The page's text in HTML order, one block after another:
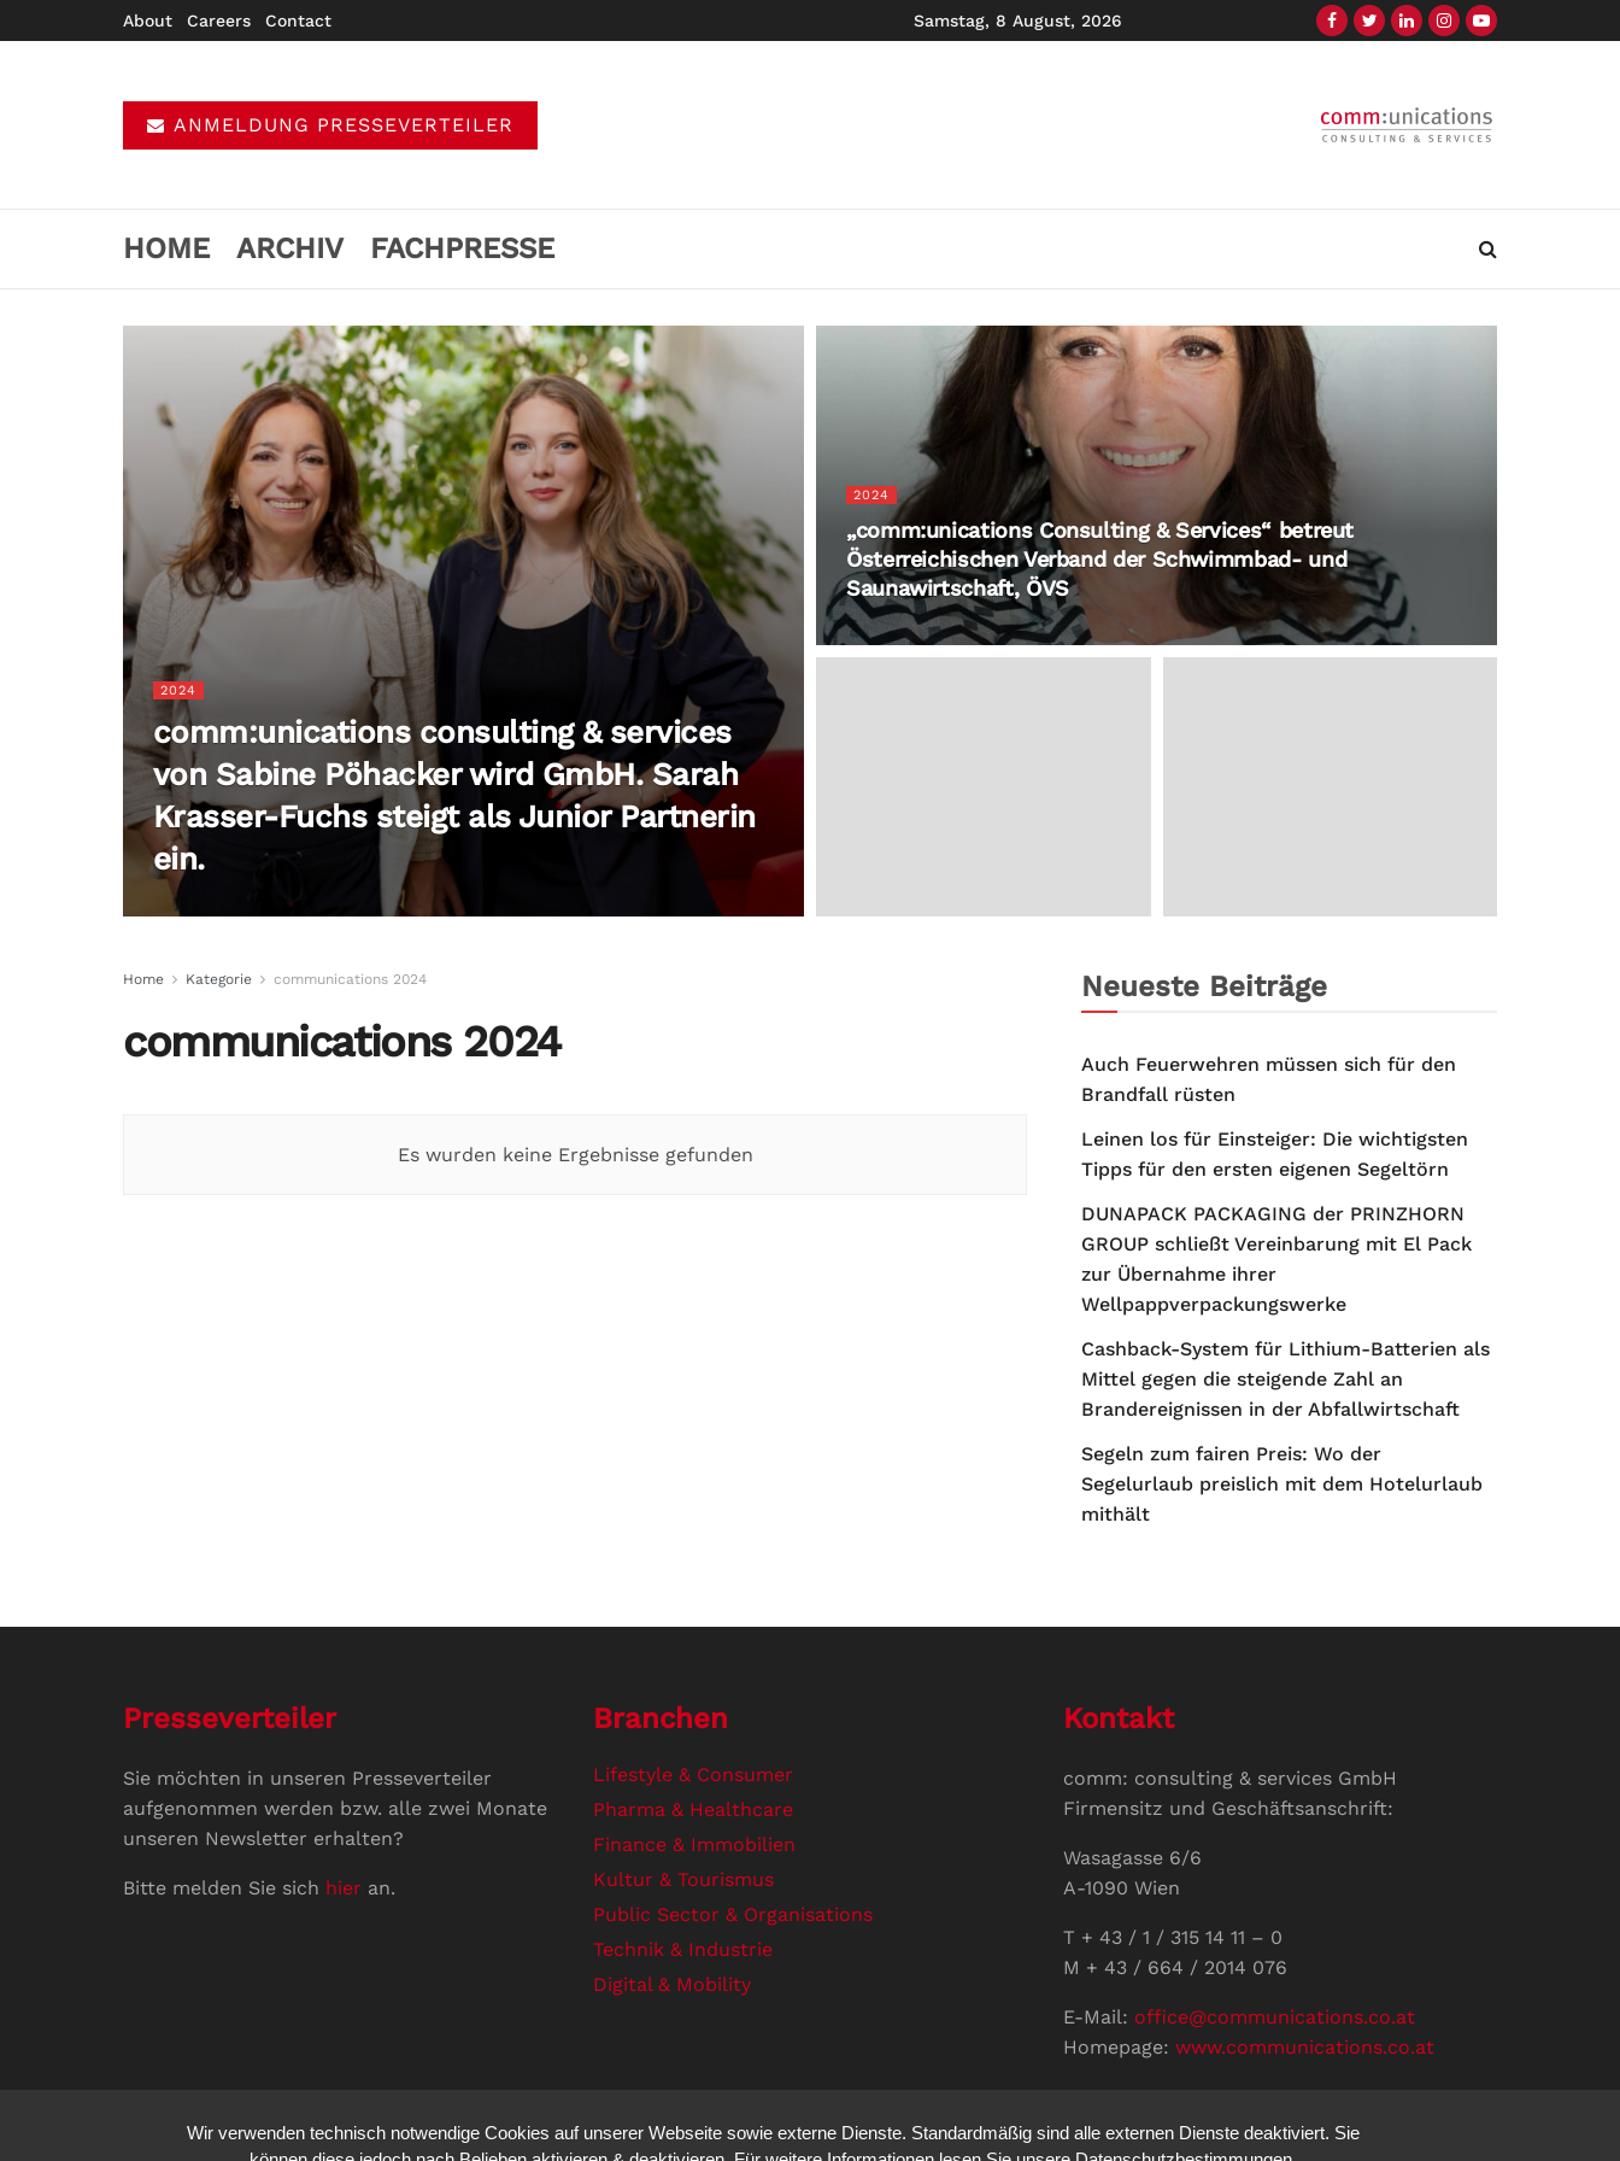
About Careers Contact Samstag, 8 August, 2026
ANMELDUNG PRESSEVERTEILER
HOME ARCHIV FACHPRESSE
2024
comm:unications consulting & services
von Sabine Pöhacker wird GmbH. Sarah
Krasser-Fuchs steigt als Junior Partnerin
ein.
2024
„comm:unications Consulting & Services“ betreut
Österreichischen Verband der Schwimmbad- und
Saunawirtschaft, ÖVS
Home Kategorie communications 2024
communications 2024
Es wurden keine Ergebnisse gefunden
Neueste Beiträge
Auch Feuerwehren müssen sich für den
Brandfall rüsten
Leinen los für Einsteiger: Die wichtigsten
Tipps für den ersten eigenen Segeltörn
DUNAPACK PACKAGING der PRINZHORN
GROUP schließt Vereinbarung mit El Pack
zur Übernahme ihrer
Wellpappverpackungswerke
Cashback-System für Lithium-Batterien als
Mittel gegen die steigende Zahl an
Brandereignissen in der Abfallwirtschaft
Segeln zum fairen Preis: Wo der
Segelurlaub preislich mit dem Hotelurlaub
mithält
Presseverteiler
Sie möchten in unseren Presseverteiler
aufgenommen werden bzw. alle zwei Monate
unseren Newsletter erhalten?
Bitte melden Sie sich hier an.
Branchen
Lifestyle & Consumer
Pharma & Healthcare
Finance & Immobilien
Kultur & Tourismus
Public Sector & Organisations
Technik & Industrie
Digital & Mobility
Kontakt
comm: consulting & services GmbH
Firmensitz und Geschäftsanschrift:
Wasagasse 6/6
A-1090 Wien
T + 43 / 1 / 315 14 11 – 0
M + 43 / 664 / 2014 076
E-Mail: office@communications.co.at
Homepage: www.communications.co.at
Vertretungsberechtigte Geschäftsführerin:
Wir verwenden technisch notwendige Cookies auf unserer Webseite sowie externe Dienste. Standardmäßig sind alle externen Dienste deaktiviert. Sie